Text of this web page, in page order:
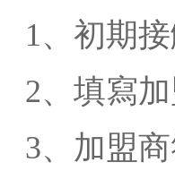
1、初期
2、填寫
3、加盟